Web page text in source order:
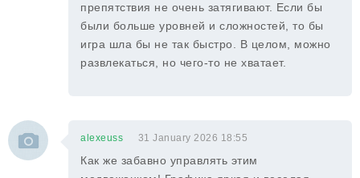
препятствия не очень затягивают. Если бы
были больше уровней и сложностей, то бы
игра шла бы не так быстро. В целом, можно
развлекаться, но чего-то не хватает.
alexeuss 31 January 2026 18:55
Как же забавно управлять этим